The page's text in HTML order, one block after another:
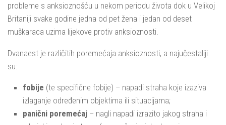
probleme s anksioznošću u nekom periodu života dok u Velikoj
Britaniji svake godine jedna od pet žena i jedan od deset
muškaraca uzima lijekove protiv anksioznosti.
Dvanaest je različitih poremećaja anksioznosti, a najučestaliji
su:
fobije (te specifične fobije) – napadi straha koje izaziva
izlaganje određenim objektima ili situacijama;
panični poremećaj – nagli napadi izrazito jakog straha i